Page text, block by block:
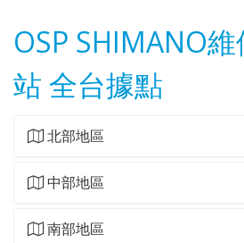
OSP SHIMANO
站 全台據點
北部地區
中部地區
南部地區